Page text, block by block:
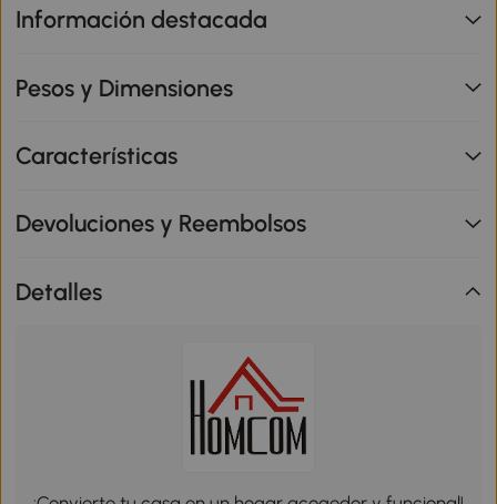
Información destacada
Pesos y Dimensiones
Características
Devoluciones y Reembolsos
Detalles